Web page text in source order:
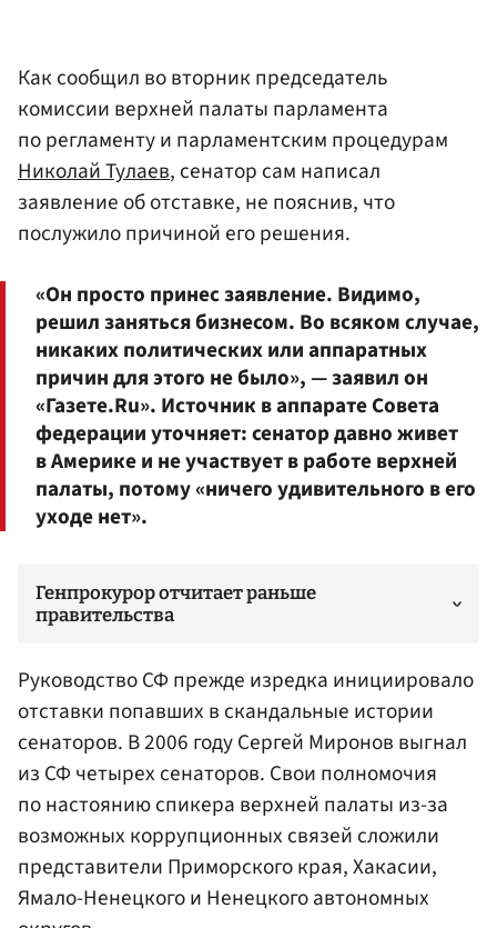
Как сообщил во вторник председатель
комиссии верхней палаты парламента
по регламенту и парламентским процедурам
Николай Тулаев, сенатор сам написал
заявление об отставке, не пояснив, что
послужило причиной его решения.
«Он просто принес заявление. Видимо,
решил заняться бизнесом. Во всяком случае,
никаких политических или аппаратных
причин для этого не было», — заявил он
«Газете.Ru». Источник в аппарате Совета
федерации уточняет: сенатор давно живет
в Америке и не участвует в работе верхней
палаты, потому «ничего удивительного в его
уходе нет».
Генпрокурор отчитает раньше
правительства
Руководство СФ прежде изредка инициировало
отставки попавших в скандальные истории
сенаторов. В 2006 годуСергей Миронов выгнал
из СФ четырех сенаторов. Свои полномочия
по настоянию спикера верхней палаты из-за
возможных коррупционных связей сложили
представители Приморского края, Хакасии,
Ямало-Ненецкого и Ненецкого автономных